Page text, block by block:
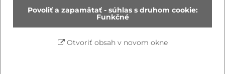
Povoliť a zapamätať - súhlas s druhom cookie:
Funkčné
Otvoriť obsah v novom okne